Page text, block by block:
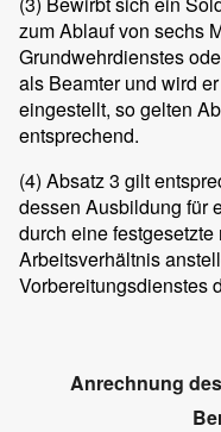
zum Ablauf von sechs
Grundwehrdienstes
als Beamter und wird
eingestellt, so gelten
entsprechend.
(4) Absatz 3 gilt
dessen Ausbildung für
durch eine
Arbeitsverhältnis
Vorbereitungsdienstes
Anrechnung